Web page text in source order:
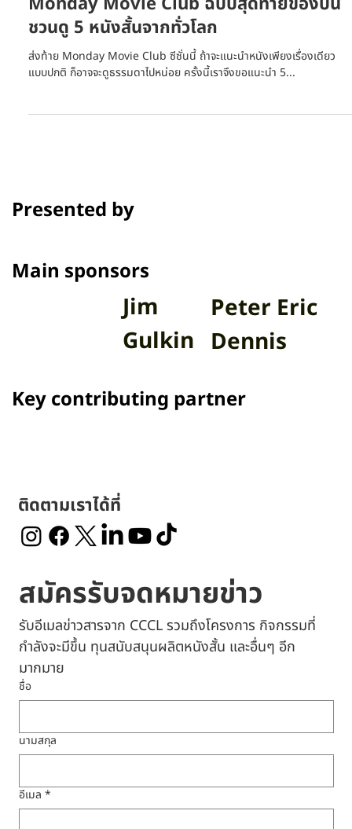
28 ก.ย. 2564 ยาว 1 นาที
Monday Movie Club ฉบับสุดท้ายของปีนี้
ชวนดู 5 หนังสั้นจากทั่วโลก
แบบปกติ ก็อาจจะดูธรรมดาไปหน่อย ครั้งนี้เราจึงขอแนะนำ 5...
Presented by
Main sponsors
Peter Eric
Dennis
Jim
Gulkin
ติดตามเราได้ที่
สมัครรับจดหมายข่าว
รับอีเมลข่าวสารจาก CCCL รวมถึงโครงการ กิจกรรมที่
กำลังจะมีขึ้น ทุนสนับสนุนผลิตหนังสั้น และอื่นๆ อีก
ชื่อ
นามสกุล